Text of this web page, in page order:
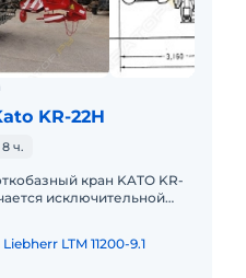
KR-22H
ч.
кран KATO KR-
исключительной
LTM 11200-9.1